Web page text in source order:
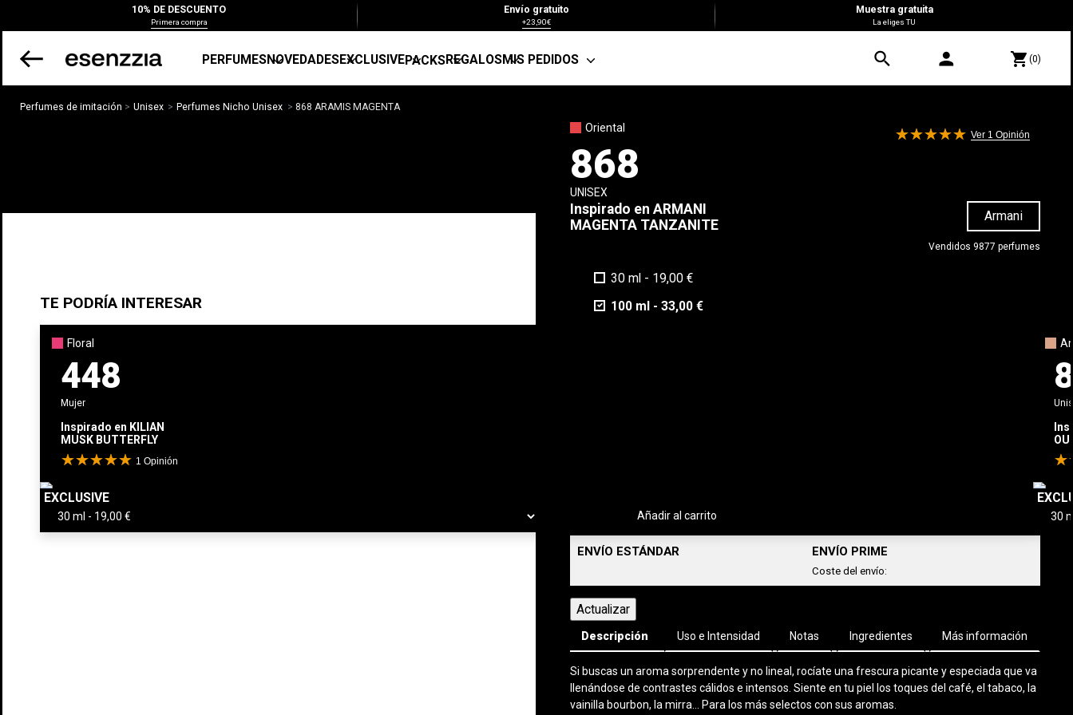
10% DE DESCUENTO
Primera compra
Envío gratuito
+23,90€
Muestra gratuita
La eliges TU
PERFUMESNOVEDADESEXCLUSIVEPACKSREGALOSMIS PEDIDOS search person shopping_cart(0)
Perfumes de imitación Unisex Perfumes Nicho Unisex 868 ARAMIS MAGENTA
Oriental
Ver 1 Opinión
868
UNISEX
Inspirado en ARMANI
MAGENTA TANZANITE
Armani
Vendidos 9877 perfumes
30 ml - 19,00 €
100 ml - 33,00 €
ENVÍO ESTÁNDAR ENVÍO PRIME
Coste del envío:
Descripción Uso e Intensidad Notas Ingredientes Más información
Si buscas un aroma sorprendente y no lineal, rocíate una frescura picante y especiada que va
llenándose de contrastes cálidos e intensos. Siente en tu piel los toques del café, el tabaco, la
vainilla bourbon, la mirra... Para los más selectos con sus aromas.
TE PODRÍA INTERESAR
Floral
448
Mujer
Inspirado en KILIAN
MUSK BUTTERFLY
1Opinión
EXCLUSIVE
Añadir al carrito